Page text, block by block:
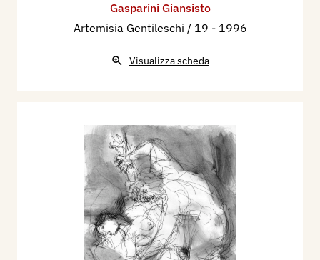
Gasparini Giansisto
Artemisia Gentileschi / 19 - 1996
Visualizza scheda